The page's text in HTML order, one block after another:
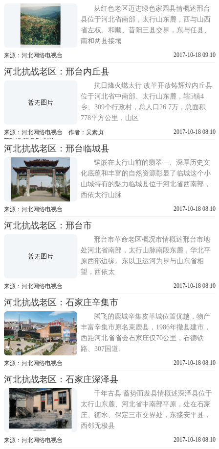
从红色老区迈进绿色家园县情概述邢台
县位于河北省南部，太行山东麓，西与山西
省左权、和顺、昔阳三县交界，东与任县、
南和两县接壤
来源：河北网络电视台 2017-10-18 09:10
河北抗战老区：邢台内丘县
抗日烽火燃太行 改革开放铸辉煌内丘县
位于河北省中南部、太行山东麓，辖5镇4
乡、309个行政村，总人口26 7万，总面积
778平方公里，山区
来源：河北网络电视台 作者：吴素贞
苑胜恺 韩振兵 翟岩
2017-10-18 08:10
河北抗战老区：邢台临城县
镶嵌在太行山前的翡翠一、深厚历史文
化底蕴和丰富的自然资源彰显了临城这个小
山城特有的魅力临城县位于河北省西南部，
西依太行山脉
来源：河北网络电视台 2017-10-18 08:10
河北抗战老区：邢台市
邢台市革命老区概况市情概述邢台市地
处河北省南部，太行山脉南段东麓，华北平
原西部边缘。东以卫运河为界与山东省相
望，西依太
来源：河北网络电视台 2017-10-18 08:10
河北抗战老区：石家庄辛集市
腾飞的鹿城辛集皮革城位置优越，物产
丰富辛集市原名束鹿县，1986年撤县建市，
西距河北省省会石家庄仅70公里，石德铁
路、307国道、
来源：河北网络电视台 2017-10-18 08:10
河北抗战老区：石家庄深泽县
千年古县 蓄势而发县情概述深泽县位于
太行山东麓、河北省中南部平原，处在石家
庄、衡水、保定三市交界处，东接安平县，
西邻无极县
来源：河北网络电视台 2017-10-18 08:10